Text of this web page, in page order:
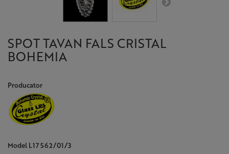
SPOT TAVAN FALS CRISTAL
BOHEMIA
Producator
Model L17 562/01/3